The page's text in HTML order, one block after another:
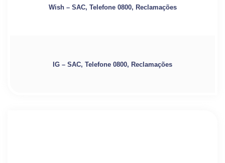
Wish – SAC, Telefone 0800, Reclamações
IG – SAC, Telefone 0800, Reclamações